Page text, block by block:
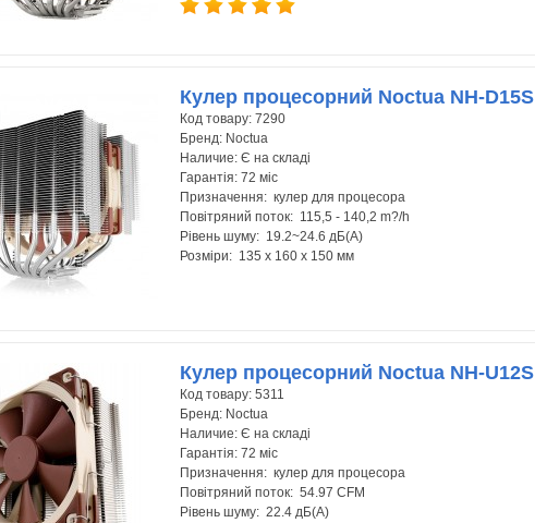
Кулер процесорний Noctua NH-D15S
Код товару: 7290
Бренд: Noctua
Наличие: Є на складі
Гарантія: 72 міс
Призначення: кулер для процесора
Повітряний поток: 115,5 - 140,2 m?/h
Рівень шуму: 19.2~24.6 дБ(А)
Розміри: 135 x 160 x 150 мм
Кулер процесорний Noctua NH-U12S
Код товару: 5311
Бренд: Noctua
Наличие: Є на складі
Гарантія: 72 міс
Призначення: кулер для процесора
Повітряний поток: 54.97 CFM
Рівень шуму: 22.4 дБ(А)